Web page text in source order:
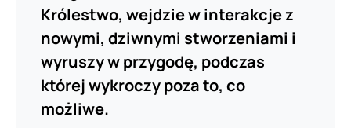
Królestwo, wejdzie w interakcje z
nowymi, dziwnymi stworzeniami i
wyruszy w przygodę, podczas
której wykroczy poza to, co
możliwe.